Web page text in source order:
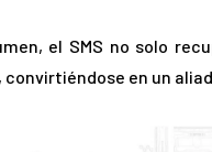
el SMS no solo
en un